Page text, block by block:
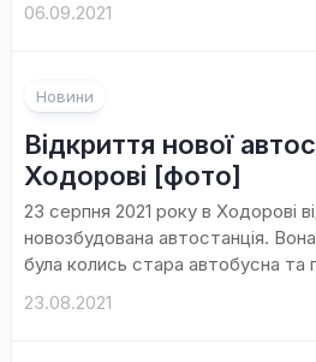
06.09.2021
Новини
Відкриття нової
Ходорові [фото]
23 серпня 2021 року в Ходорові
новозбудована автостанція.
була колись стара автобусна та
23.08.2021